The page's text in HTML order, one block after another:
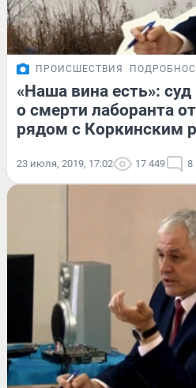
ПРОИСШЕСТВИЯ
«Наша вина есть»:
о смерти лаборанта
рядом с Коркинским
23 июля, 2019, 17:02 17 449 8